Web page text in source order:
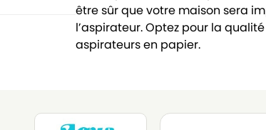
être sûr que votre maison sera
l’aspirateur. Optez pour la
aspirateurs en papier.